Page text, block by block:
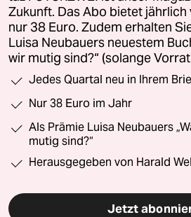
Zukunft. Das Abo bietet
nur 38 Euro. Zudem erhalten
Luisa Neubauers neuestem
wir mutig sind?“ (solange
Jedes Quartal neu in Ihrem
Nur 38 Euro im Jahr
Als Prämie Luisa Neubauers
mutig sind?“
Herausgegeben von Harald
Jetzt